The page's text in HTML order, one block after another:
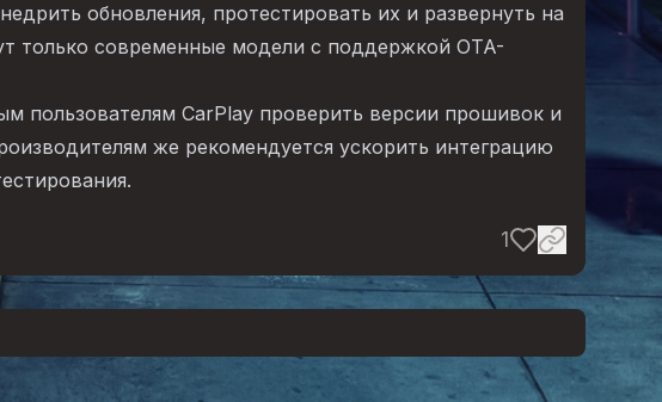
обновления, протестировать их и развернуть на
только современные модели с поддержкой OTA-
пользователям CarPlay проверить версии прошивок и
же рекомендуется ускорить интеграцию
1